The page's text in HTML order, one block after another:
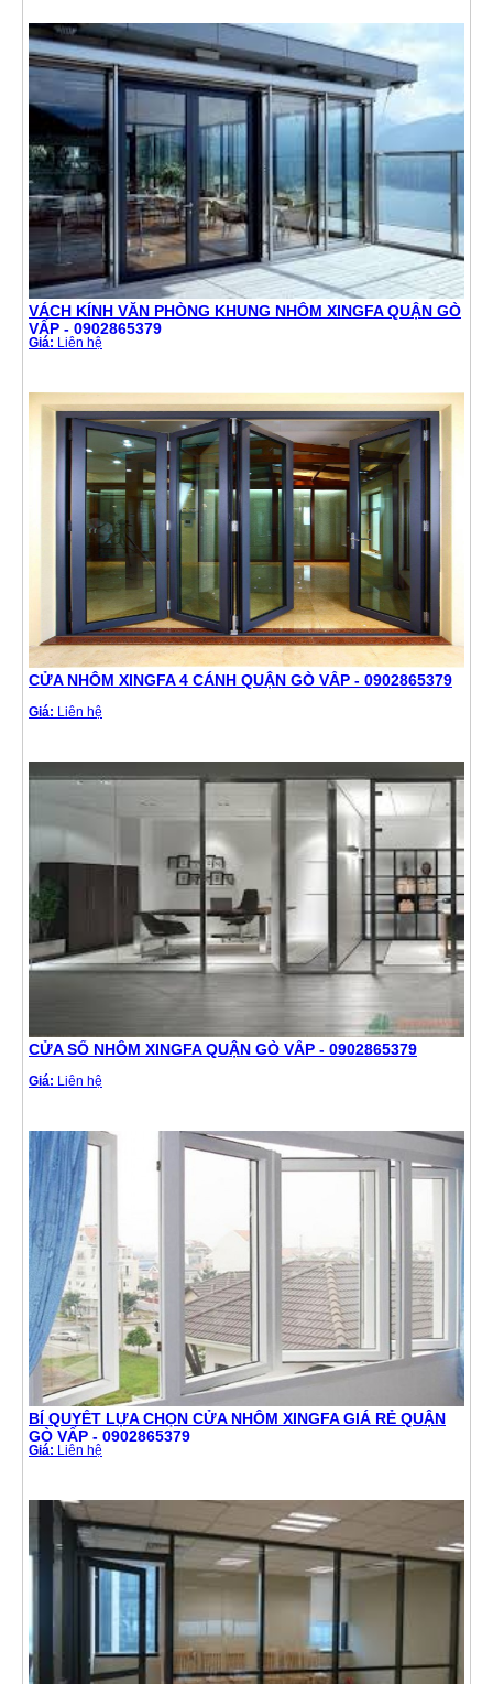
VÁCH KÍNH VĂN PHÒNG KHUNG NHÔM XINGFA QUẬN GÒ
VẤP - 0902865379
Giá: Liên hệ
CỬA NHÔM XINGFA 4 CÁNH QUẬN GÒ VẤP - 0902865379
Giá: Liên hệ
CỬA SỔ NHÔM XINGFA QUẬN GÒ VẤP - 0902865379
Giá: Liên hệ
BÍ QUYẾT LỰA CHỌN CỬA NHÔM XINGFA GIÁ RẺ QUẬN
GÒ VẤP - 0902865379
Giá: Liên hệ